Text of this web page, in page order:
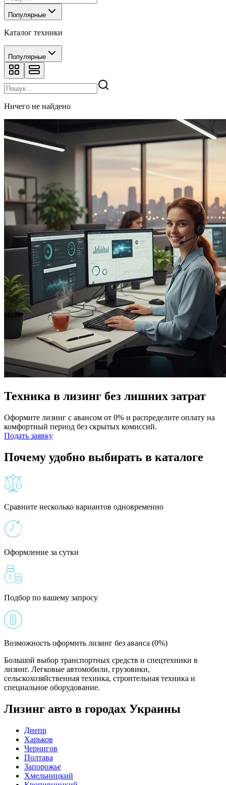
Популярные
Каталог техники
Популярные
Ничего не найдено
Техника в лизинг без лишних затрат
Оформите лизинг с авансом от 0% и распределите оплату на
комфортный период без скрытых комиссий.
Подать заявку
Почему удобно выбирать в каталоге
Сравните несколько вариантов одновременно
Оформление за сутки
Подбор по вашему запросу
Возможность оформить лизинг без аванса (0%)
Большой выбор транспортных средств и спецтехники в
лизинг. Легковые автомобили, грузовики,
сельскохозяйственная техника, строительная техника и
специальное оборудование.
Лизинг авто в городах Украины
Днепр
Харьков
Чернигов
Полтава
Запорожье
Хмельницкий